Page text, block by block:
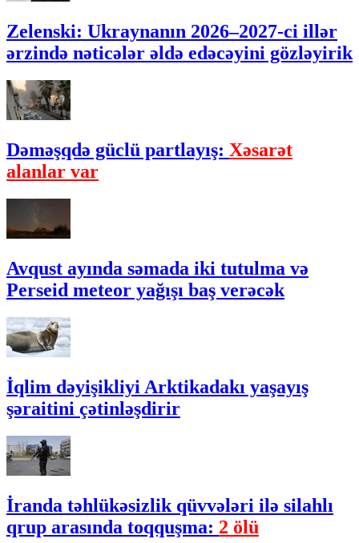
Zelenski: Ukraynanın 2026–2027-ci illər
ərzində nəticələr əldə edəcəyini gözləyirik
Dəməşqdə güclü partlayış: Xəsarət
alanlar var
Avqust ayında səmada iki tutulma və
Perseid meteor yağışı baş verəcək
İqlim dəyişikliyi Arktikadakı yaşayış
şəraitini çətinləşdirir
İranda təhlükəsizlik qüvvələri ilə silahlı
qrup arasında toqquşma: 2 ölü